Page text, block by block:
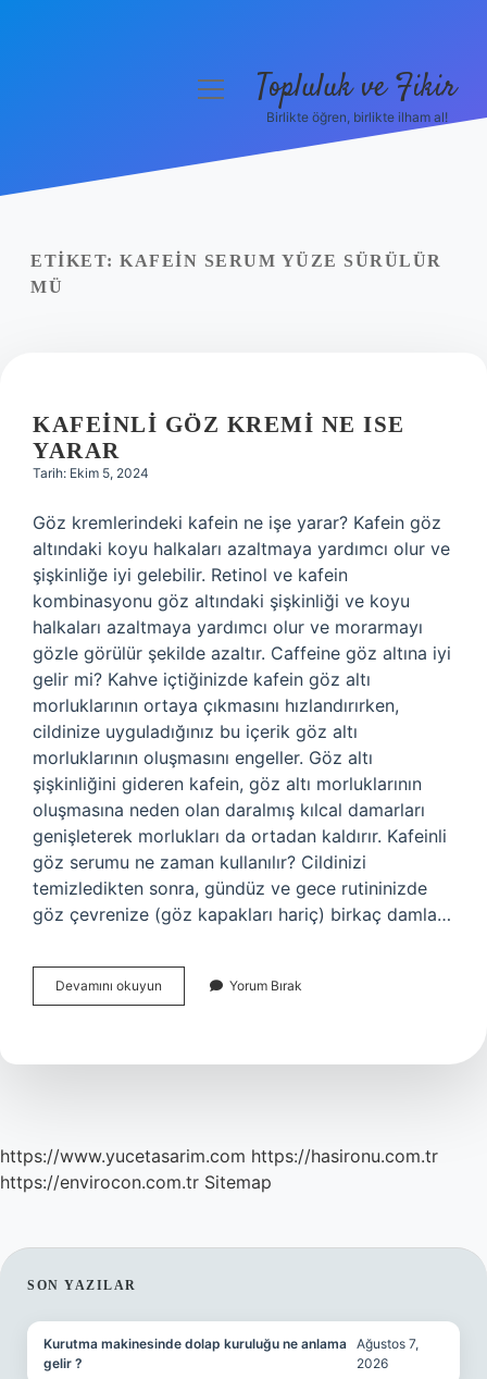
Yasal Uyarı
menüyüTopluluk ve Fikir
Birlikte öğren, birlikte ilham al!
ETIKET: KAFEIN SERUM YÜZE SÜRÜLÜR
MÜ
KAFEINLI GÖZ KREMI NE ISE
YARAR
Tarih: Ekim 5, 2024
Göz kremlerindeki kafein ne işe yarar? Kafein göz
altındaki koyu halkaları azaltmaya yardımcı olur ve
şişkinliğe iyi gelebilir. Retinol ve kafein
kombinasyonu göz altındaki şişkinliği ve koyu
halkaları azaltmaya yardımcı olur ve morarmayı
gözle görülür şekilde azaltır. Caffeine göz altına iyi
gelir mi? Kahve içtiğinizde kafein göz altı
morluklarının ortaya çıkmasını hızlandırırken,
cildinize uyguladığınız bu içerik göz altı
morluklarının oluşmasını engeller. Göz altı
şişkinliğini gideren kafein, göz altı morluklarının
oluşmasına neden olan daralmış kılcal damarları
genişleterek morlukları da ortadan kaldırır. Kafeinli
göz serumu ne zaman kullanılır? Cildinizi
temizledikten sonra, gündüz ve gece rutininizde
göz çevrenize (göz kapakları hariç) birkaç damla…
Devamını okuyun
Göz
Ise
Yorum Bırak
https://www.yucetasarim.com https://hasironu.com.tr
https://envirocon.com.tr Sitemap
SIDEBAR
SON YAZILAR
Kurutma makinesinde dolap kuruluğu ne anlama
gelir ?
Ağustos 7,
2026